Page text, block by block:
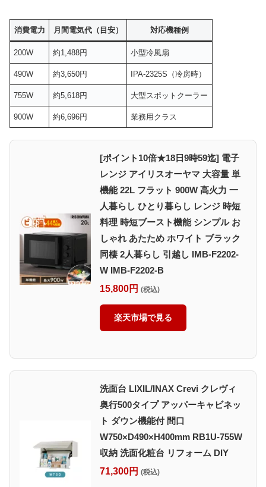
消費電力 月間電気代（目安） 対応機種例
200W 約1,488円 小型冷風扇
490W 約3,650円 IPA-2325S（冷房時）
755W 約5,618円 大型スポットクーラー
900W 約6,696円 業務用クラス
[ポイント10倍★18日9時59迄] 電子
レンジ アイリスオーヤマ 大容量 単
機能 22L フラット 900W 高火力 一
人暮らし ひとり暮らし レンジ 時短
料理 時短ブースト機能 シンプル お
しゃれ あたため ホワイト ブラック
同棲 2人暮らし 引越し IMB-F2202-
W IMB-F2202-B
15,800円 (税込)
楽天市場で見る
洗面台 LIXIL/INAX Crevi クレヴィ
奥行500タイプ アッパーキャビネッ
ト ダウン機能付 間口
W750×D490×H400mm RB1U-755W
収納 洗面化粧台 リフォーム DIY
71,300円 (税込)